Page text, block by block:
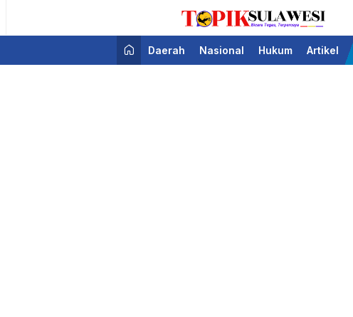
Topik Sulawesi
Bicara Tegas Terpercaya
Daerah Nasional Hukum Artikel